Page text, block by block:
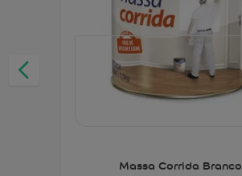
Massa Corrida Branco